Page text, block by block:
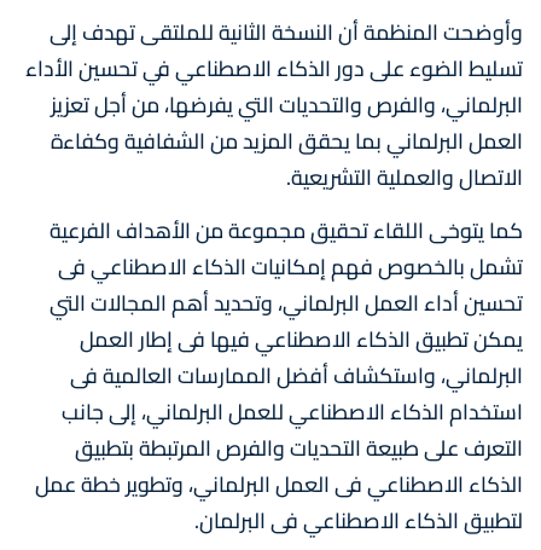
وأوضحت المنظمة أن النسخة الثانية للملتقى تهدف إلى
تسليط الضوء على دور الذكاء الاصطناعي في تحسين الأداء
البرلماني، والفرص والتحديات التي يفرضها، من أجل تعزيز
العمل البرلماني بما يحقق المزيد من الشفافية وكفاءة
الاتصال والعملية التشريعية.
كما يتوخى اللقاء تحقيق مجموعة من الأهداف الفرعية
تشمل بالخصوص فهم إمكانيات الذكاء الاصطناعي فى
تحسين أداء العمل البرلماني، وتحديد أهم المجالات التي
يمكن تطبيق الذكاء الاصطناعي فيها فى إطار العمل
البرلماني، واستكشاف أفضل الممارسات العالمية فى
استخدام الذكاء الاصطناعي للعمل البرلماني، إلى جانب
التعرف على طبيعة التحديات والفرص المرتبطة بتطبيق
الذكاء الاصطناعي فى العمل البرلماني، وتطوير خطة عمل
لتطبيق الذكاء الاصطناعي فى البرلمان.